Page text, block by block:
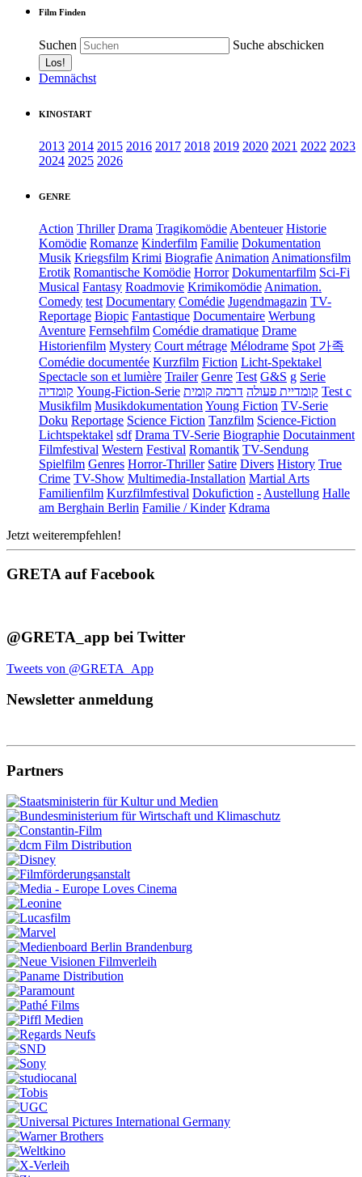
Film Finden
Suchen Suche abschicken
Demnächst
KINOSTART
2013 2014 2015 2016 2017 2018 2019 2020 2021 2022 2023
2024 2025 2026
GENRE
Action Thriller Drama Tragikomödie Abenteuer Historie
Komödie Romanze Kinderfilm Familie Dokumentation
Musik Kriegsfilm Krimi Biografie Animation Animationsfilm
Erotik Romantische Komödie Horror Dokumentarfilm Sci-Fi
Musical Fantasy Roadmovie Krimikomödie Animation.
Comedy test Documentary Comédie Jugendmagazin TV-
Reportage Biopic Fantastique Documentaire Werbung
Aventure Fernsehfilm Comédie dramatique Drame
Historienfilm Mystery Court métrage Mélodrame Spot 가족
Comédie documentée Kurzfilm Fiction Licht-Spektakel
Spectacle son et lumière Trailer Genre Test G&S g Serie
קומדיה Young-Fiction-Serie קומדיית פעולה דרמה קומית
Test c
Musikfilm Musikdokumentation Young Fiction TV-Serie
Doku Reportage Science Fiction Tanzfilm Science-Fiction
Lichtspektakel sdf Drama TV-Serie Biographie Docutainment
Filmfestival Western Festival Romantik TV-Sendung
Spielfilm Genres Horror-Thriller Satire Divers History True
Crime TV-Show Multimedia-Installation Martial Arts
Familienfilm Kurzfilmfestival Dokufiction - Austellung Halle
am Berghain Berlin Familie / Kinder Kdrama
Jetzt weiterempfehlen!
GRETA auf Facebook
@GRETA_app bei Twitter
Tweets von @GRETA_App
Newsletter anmeldung
Partners